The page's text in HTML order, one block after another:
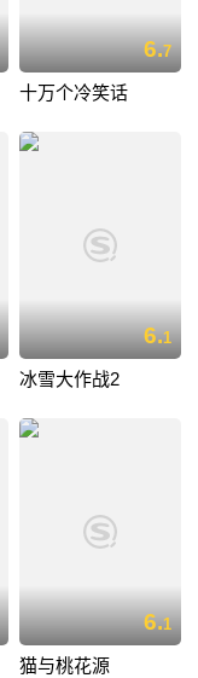
6.7
十万个冷笑话
6.1
冰雪大作战2
6.1
猫与桃花源